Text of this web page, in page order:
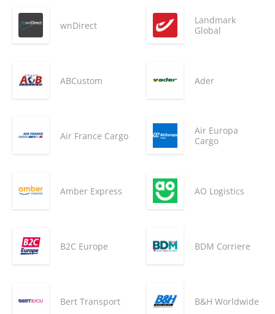
wnDirect
Landmark
Global
ABCustom Ader
Air France Cargo
Air Europa
Cargo
Amber Express AO Logistics
B2C Europe BDM Corriere
Bert Transport B&H Worldwide